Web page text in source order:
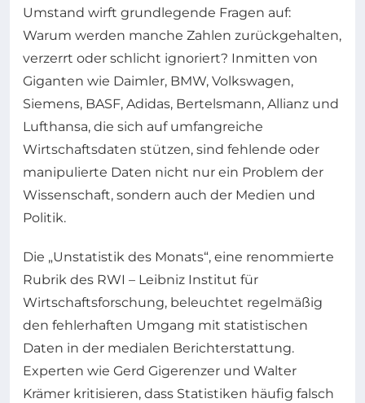
Umstand wirft grundlegende Fragen auf:
Warum werden manche Zahlen zurückgehalten,
verzerrt oder schlicht ignoriert? Inmitten von
Giganten wie Daimler, BMW, Volkswagen,
Siemens, BASF, Adidas, Bertelsmann, Allianz und
Lufthansa, die sich auf umfangreiche
Wirtschaftsdaten stützen, sind fehlende oder
manipulierte Daten nicht nur ein Problem der
Wissenschaft, sondern auch der Medien und
Politik.
Die „Unstatistik des Monats“, eine renommierte
Rubrik des RWI – Leibniz Institut für
Wirtschaftsforschung, beleuchtet regelmäßig
den fehlerhaften Umgang mit statistischen
Daten in der medialen Berichterstattung.
Experten wie Gerd Gigerenzer und Walter
Krämer kritisieren, dass Statistiken häufig falsch